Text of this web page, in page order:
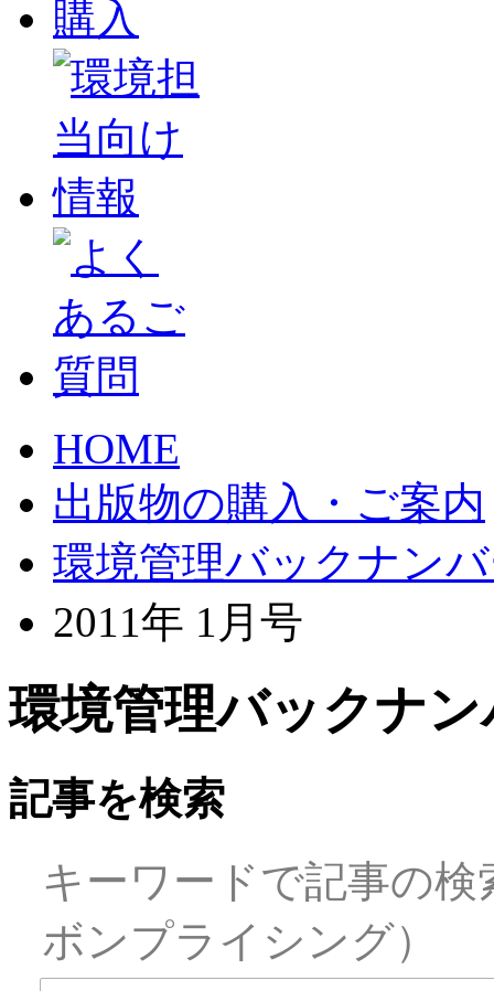
HOME
出版物の購入・ご案内
環境管理バックナン
2011年 1月号
環境管理バックナ
記事を検索
キーワードで記事の
ボンプライシング）